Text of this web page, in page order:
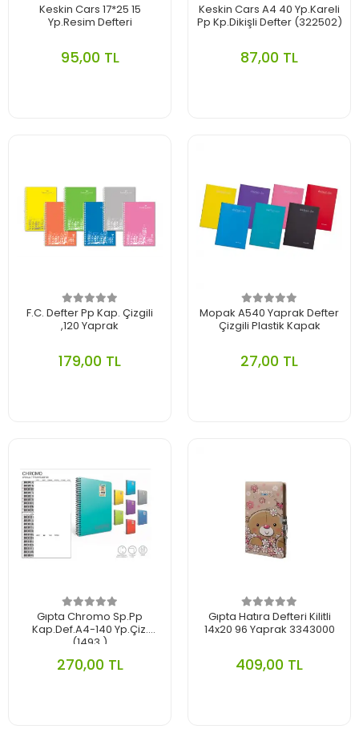
Keskin Cars 17*25 15
Yp.Resim Defteri
95,00 TL
Keskin Cars A4 40 Yp.Kareli
Pp Kp.Dikişli Defter (322502)
87,00 TL
F.C. Defter Pp Kap. Çizgili
,120 Yaprak
179,00 TL
Mopak A5­40 Yaprak Defter
Çizgili Plastik Kapak
27,00 TL
Gıpta Chromo Sp.Pp
Kap.Def.A4-140 Yp.Çiz.
(1493 )
270,00 TL
Gıpta Hatıra Defteri Kilitli
14x20 96 Yaprak 3343000
409,00 TL